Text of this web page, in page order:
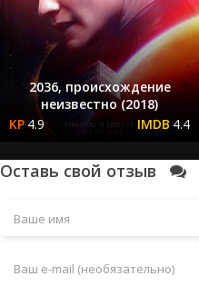
2036, происхождение
неизвестно (2018)
4.9
4.4
Оставь свой отзыв